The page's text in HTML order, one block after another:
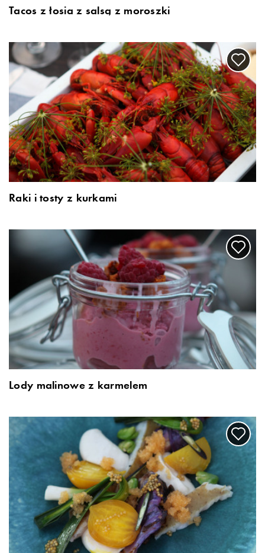
Tacos z łosia z salsą z moroszki
Raki i tosty z kurkami
Lody malinowe z karmelem